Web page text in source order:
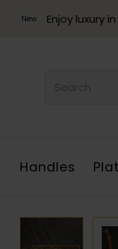
New Enjoy luxury
Handles